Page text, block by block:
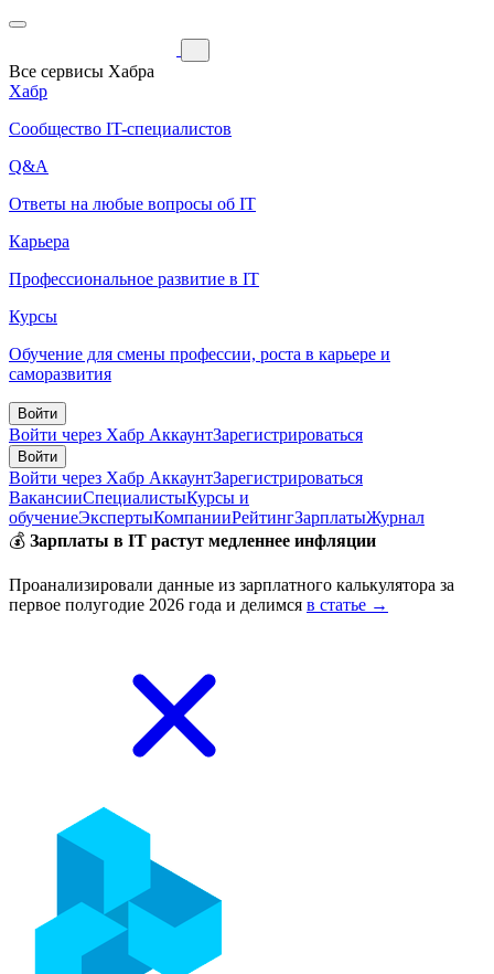
Все сервисы Хабра
Хабр
Сообщество IT-специалистов
Q&A
Ответы на любые вопросы об IT
Карьера
Профессиональное развитие в IT
Курсы
Обучение для смены профессии, роста в карьере и
саморазвития
Войти
Войти через Хабр АккаунтЗарегистрироваться
Войти
Войти через Хабр АккаунтЗарегистрироваться
ВакансииСпециалистыКурсы и
обучениеЭкспертыКомпанииРейтингЗарплатыЖурнал
💰 Зарплаты в IT растут медленнее инфляции
Проанализировали данные из зарплатного калькулятора за
первое полугодие 2026 года и делимся в статье →